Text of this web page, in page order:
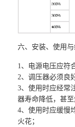
六、 安装、使用
1、
电源电压应符
2、调压器必须良
3、使用时应经常
器寿命降低，甚至
4、使用时应缓慢
火花；